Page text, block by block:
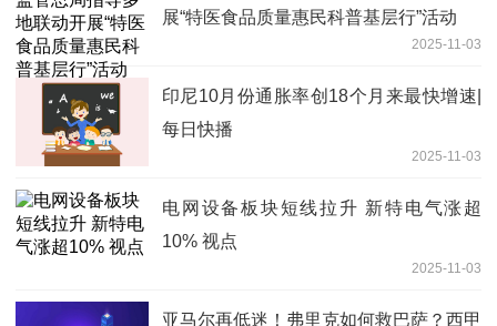
展“特医食品质量惠民科普基层行”活动
2025-11-03
印尼10月份通胀率创18个月来最快增速|
每日快播
2025-11-03
电网设备板块短线拉升 新特电气涨超
10% 视点
2025-11-03
亚马尔再低迷！弗里克如何救巴萨？西甲